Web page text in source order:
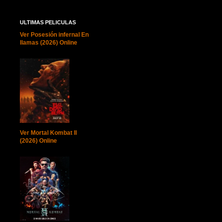
ULTIMAS PELICULAS
Ver Posesión infernal En
llamas (2026) Online
Ver Mortal Kombat II
(2026) Online